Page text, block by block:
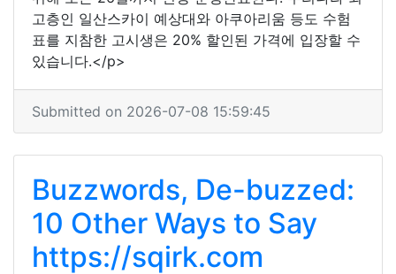
고층인 일산스카이 예상대와 아쿠아리움 등도 수험
표를 지참한 고시생은 20% 할인된 가격에 입장할 수
있습니다.</p>
Submitted on 2026-07-08 15:59:45
Buzzwords, De-buzzed:
10 Other Ways to Say
https://sqirk.com